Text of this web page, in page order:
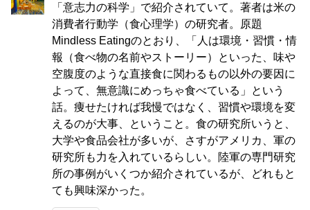
「意志力の科学」で紹介されていて。著者は米の
消費者行動学（食心理学）の研究者。原題
Mindless Eatingのとおり、「人は環境・習慣・情
報（食べ物の名前やストーリー）といった、味や
空腹度のような直接食に関わるもの以外の要因に
よって、無意識にめっちゃ食べている」という
話。痩せたければ我慢ではなく、習慣や環境を変
えるのが大事、ということ。食の研究所いうと、
大学や食品会社が多いが、さすがアメリカ、軍の
研究所も力を入れているらしい。陸軍の専門研究
所の事例がいくつか紹介されているが、どれもと
ても興味深かった。